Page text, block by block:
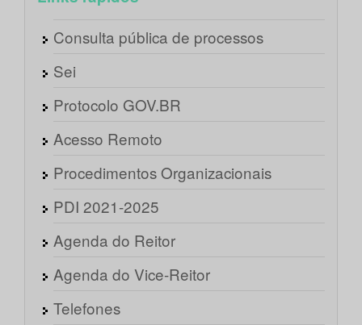
Consulta pública de processos
Sei
Protocolo GOV.BR
Acesso Remoto
Procedimentos Organizacionais
PDI 2021-2025
Agenda do Reitor
Agenda do Vice-Reitor
Telefones